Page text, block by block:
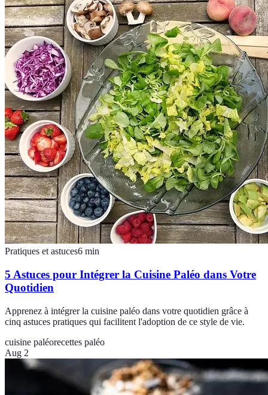
Pratiques et astuces6 min
5 Astuces pour Intégrer la Cuisine Paléo dans Votre
Quotidien
Apprenez à intégrer la cuisine paléo dans votre quotidien grâce à
cinq astuces pratiques qui facilitent l'adoption de ce style de vie.
cuisine paléorecettes paléo
Aug 2